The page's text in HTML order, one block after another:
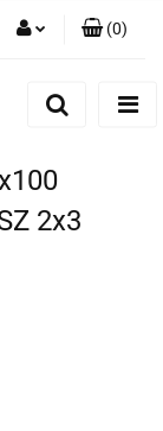
(0)
2x3